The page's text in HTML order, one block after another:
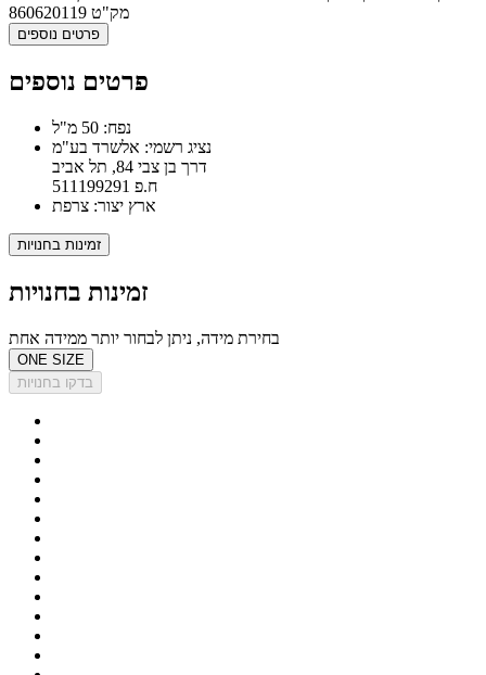
מק"ט 860620119
פרטים נוספים
פרטים נוספים
נפח: 50 מ"ל
נציג רשמי: אלשרד בע"מ
דרך בן צבי 84, תל אביב
ח.פ 511199291
ארץ יצור: צרפת
זמינות בחנויות
זמינות בחנויות
בחירת מידה, ניתן לבחור יותר ממידה אחת
ONE SIZE
בדקו בחנויות